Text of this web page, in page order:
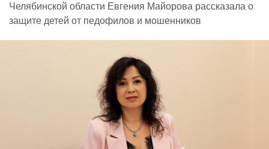
Челябинской области Евгения Майорова рассказала о
защите детей от педофилов и мошенников